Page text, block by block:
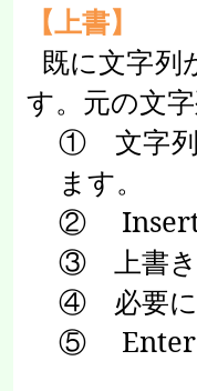
【上書】
既に文字列
す。元の文
① 文字列
ます。
②
③ 上書き
④ 必要に
⑤
Enter